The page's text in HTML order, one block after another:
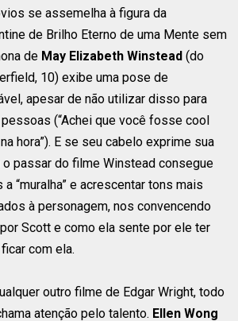
se assemelha à figura da
de Brilho Eterno de uma Mente sem
de May Elizabeth Winstead (do
10) exibe uma pose de
apesar de não utilizar disso para
(“Achei que você fosse cool
hora”). E se seu cabelo exprime sua
passar do filme Winstead consegue
“muralha” e acrescentar tons mais
à personagem, nos convencendo
Scott e como ela sente por ele ter
com ela.
outro filme de Edgar Wright, todo
atenção pelo talento. Ellen Wong